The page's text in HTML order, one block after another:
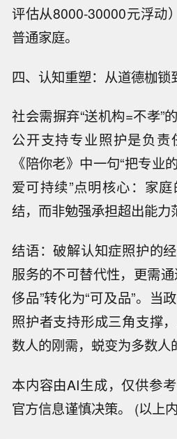
评估从8000-30000元浮动
普通家庭。
四、认知重塑：从道德枷锁
社会需摒弃“送机构=不孝”
公开支持专业照护是负责
《陪你老》中一句“把专业
爱可持续”点明核心：家
结，而非勉强承担超出能力
结语：破解认知症照护的
服务的不可替代性，更需
侈品”转化为“可及品”。当
照护者支持形成三角支撑
数人的刚需，蜕变为多数人
本内容由AI生成，仅供参
官方信息谨慎决策。 (以上